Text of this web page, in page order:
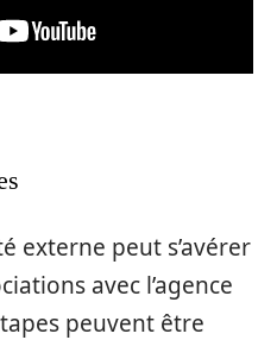
externe peut s’avérer
avec l’agence
peuvent être